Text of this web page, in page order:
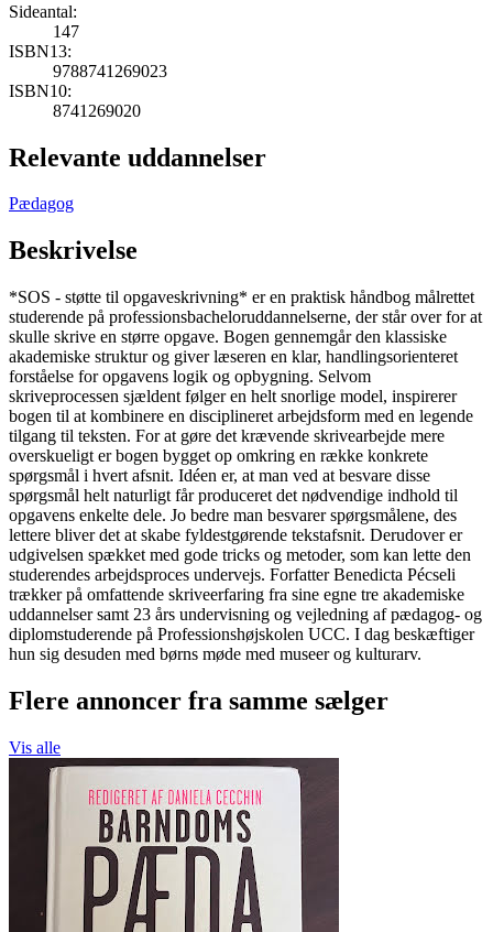
Sideantal:
147
ISBN13:
9788741269023
ISBN10:
8741269020
Relevante uddannelser
Pædagog
Beskrivelse
*SOS - støtte til opgaveskrivning* er en praktisk håndbog målrettet
studerende på professionsbacheloruddannelserne, der står over for at
skulle skrive en større opgave. Bogen gennemgår den klassiske
akademiske struktur og giver læseren en klar, handlingsorienteret
forståelse for opgavens logik og opbygning. Selvom
skriveprocessen sjældent følger en helt snorlige model, inspirerer
bogen til at kombinere en disciplineret arbejdsform med en legende
tilgang til teksten. For at gøre det krævende skrivearbejde mere
overskueligt er bogen bygget op omkring en række konkrete
spørgsmål i hvert afsnit. Idéen er, at man ved at besvare disse
spørgsmål helt naturligt får produceret det nødvendige indhold til
opgavens enkelte dele. Jo bedre man besvarer spørgsmålene, des
lettere bliver det at skabe fyldestgørende tekstafsnit. Derudover er
udgivelsen spækket med gode tricks og metoder, som kan lette den
studerendes arbejdsproces undervejs. Forfatter Benedicta Pécseli
trækker på omfattende skriveerfaring fra sine egne tre akademiske
uddannelser samt 23 års undervisning og vejledning af pædagog- og
diplomstuderende på Professionshøjskolen UCC. I dag beskæftiger
hun sig desuden med børns møde med museer og kulturarv.
Flere annoncer fra samme sælger
Vis alle